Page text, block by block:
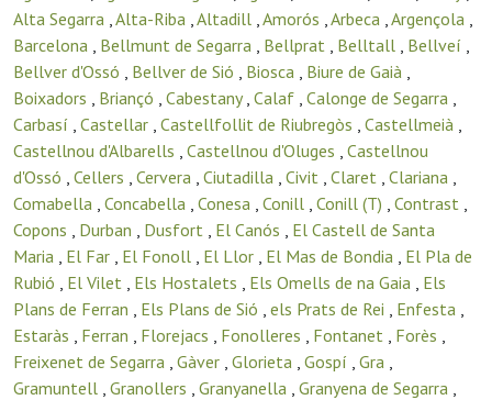
Alta Segarra ,Alta-Riba ,Altadill ,Amorós ,Arbeca ,Argençola ,
Barcelona , Bellmunt de Segarra , Bellprat , Belltall , Bellveí ,
Bellver d'Ossó , Bellver de Sió , Biosca , Biure de Gaià ,
Boixadors , Briançó , Cabestany, Calaf , Calonge de Segarra ,
Carbasí , Castellar , Castellfollit de Riubregòs , Castellmeià ,
Castellnou d'Albarells , Castellnou d'Oluges , Castellnou
d'Ossó , Cellers , Cervera , Ciutadilla , Civit , Claret , Clariana ,
Comabella , Concabella , Conesa , Conill , Conill (T) , Contrast ,
Copons , Durban , Dusfort , El Canós , El Castell de Santa
Maria , El Far , El Fonoll , El Llor , El Mas de Bondia , El Pla de
Rubió , El Vilet , Els Hostalets , Els Omells de na Gaia , Els
Plans de Ferran , Els Plans de Sió , els Prats de Rei , Enfesta ,
Estaràs , Ferran , Florejacs , Fonolleres , Fontanet , Forès ,
Freixenet de Segarra , Gàver , Glorieta , Gospí , Gra ,
Gramuntell , Granollers , Granyanella , Granyena de Segarra ,